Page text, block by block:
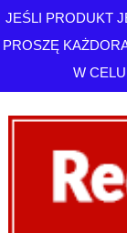
JEŚLI PRODUKT
PROSZĘ
W